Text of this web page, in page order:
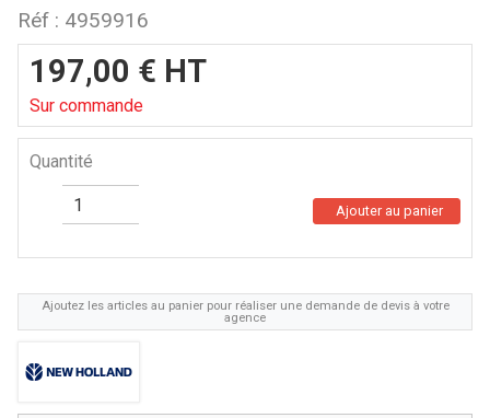
Réf : 4959916
Ajoutez les articles au panier pour réaliser une demande de devis à votre
agence
197,00 € HT
Sur commande
Quantité
Ajouter au panier